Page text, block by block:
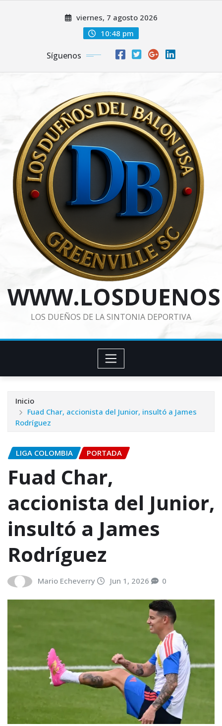
viernes, 7 agosto 2026
10:48 pm
Síguenos
LOS DUEÑOS DE LA SINTONIA DEPORTIVA
Inicio
Fuad Char, accionista del Junior, insultó a James
Rodríguez
LIGA COLOMBIA PORTADA
Fuad Char,
accionista del Junior,
insultó a James
Rodríguez
Mario Echeverry Jun 1, 2026 0